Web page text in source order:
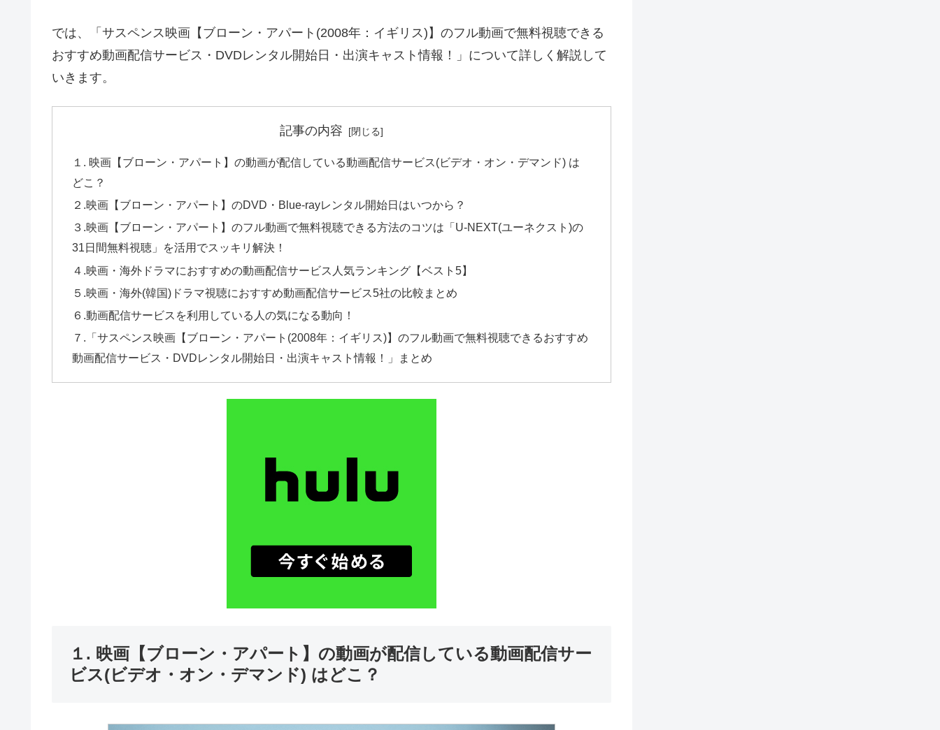
では、「サスペンス映画【ブローン・アパート(2008年：イギリス)】のフル動画で無料視聴できる
おすすめ動画配信サービス・DVDレンタル開始日・出演キャスト情報！」について詳しく解説して
いきます。
記事の内容
１. 映画【ブローン・アパート】の動画が配信している動画配信サービス(ビデオ・オン・デマンド) は
どこ？
２.映画【ブローン・アパート】のDVD・Blue-rayレンタル開始日はいつから？
３.映画【ブローン・アパート】のフル動画で無料視聴できる方法のコツは「U-NEXT(ユーネクスト)の
31日間無料視聴」を活用でスッキリ解決！
４.映画・海外ドラマにおすすめの動画配信サービス人気ランキング【ベスト5】
５.映画・海外(韓国)ドラマ視聴におすすめ動画配信サービス5社の比較まとめ
６.動画配信サービスを利用している人の気になる動向！
７.「サスペンス映画【ブローン・アパート(2008年：イギリス)】のフル動画で無料視聴できるおすすめ
動画配信サービス・DVDレンタル開始日・出演キャスト情報！」まとめ
１. 映画【ブローン・アパート】の動画が配信している動画配信サー
ビス(ビデオ・オン・デマンド) はどこ？